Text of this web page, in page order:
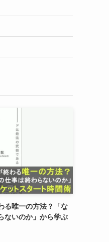
る唯一の方法？「な
ないのか」から学ぶ